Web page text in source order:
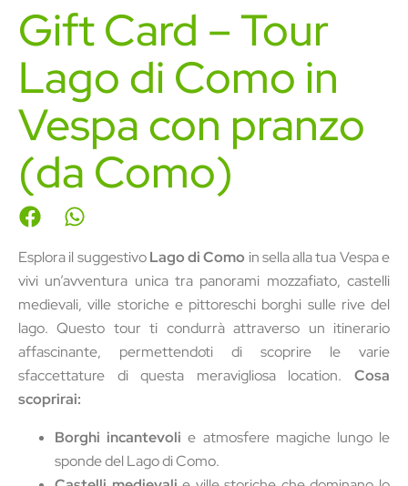
Gift Card – Tour
Lago di Como in
Vespa con pranzo
(da Como)
Esplora il suggestivoLago di Como in sella alla tua Vespa e
vivi un’avventura unica tra panorami mozzafiato, castelli
medievali, ville storiche e pittoreschi borghi sulle rive del
lago. Questo tour ti condurrà attraverso un itinerario
affascinante, permettendoti di scoprire le varie
sfaccettature di questa meravigliosa location. Cosa
scoprirai:
Borghi incantevoli e atmosfere magiche lungo le
sponde del Lago di Como.